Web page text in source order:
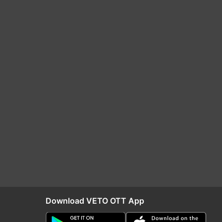
Download VETO OTT App